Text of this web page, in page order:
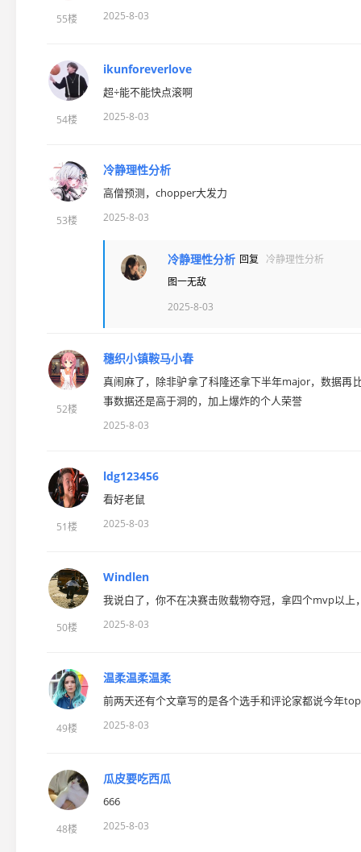
55楼 2025-8-03
54楼
ikunforeverlove
超÷能不能快点滚啊
2025-8-03
53楼
冷静理性分析
高僧预测，chopper大发力
2025-8-03
冷静理性分析 回复 冷静理性分析
图一无敌
2025-8-03
52楼
穗织小镇鞍马小春
真闹麻了，除非驴拿了科隆还拿下半年major，数据再
事数据还是高于洞的，加上爆炸的个人荣誉
2025-8-03
51楼
ldg123456
看好老鼠
2025-8-03
50楼
Windlen
我说白了，你不在决赛击败载物夺冠，拿四个mvp以
2025-8-03
49楼
温柔温柔温柔
前两天还有个文章写的是各个选手和评论家都说今年
2025-8-03
48楼
瓜皮要吃西瓜
666
2025-8-03